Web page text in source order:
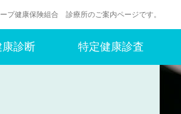
プ健康保険組合 診療所のご案内ページです。
康診断 特定健康診査